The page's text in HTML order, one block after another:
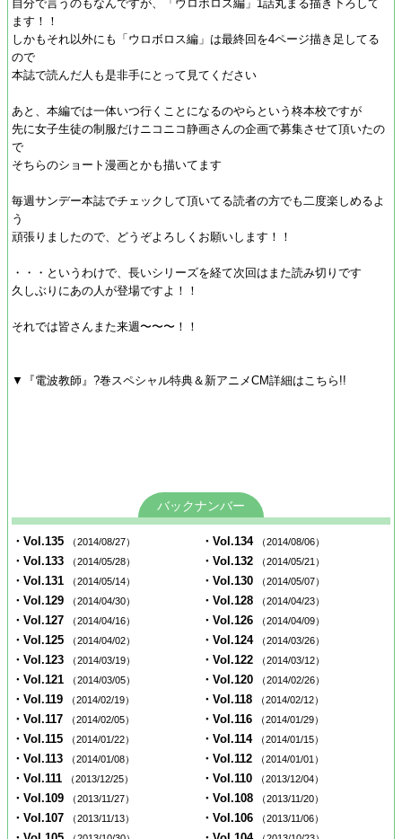
自分で言うのもなんですが、「ウロボロス編」1話丸まる描き下ろして
ます！！
しかもそれ以外にも「ウロボロス編」は最終回を4ページ描き足してる
ので
本誌で読んだ人も是非手にとって見てください
あと、本編では一体いつ行くことになるのやらという柊本校ですが
先に女子生徒の制服だけニコニコ静画さんの企画で募集させて頂いたの
で
そちらのショート漫画とかも描いてます
毎週サンデー本誌でチェックして頂いてる読者の方でも二度楽しめるよ
う
頑張りましたので、どうぞよろしくお願いします！！
・・・というわけで、長いシリーズを経て次回はまた読み切りです
久しぶりにあの人が登場ですよ！！
それでは皆さんまた来週〜〜〜！！
▼『電波教師』?巻スペシャル特典＆新アニメCM詳細はこちら!!
バックナンバー
・Vol.135 （2014/08/27） ・Vol.134 （2014/08/06）
・Vol.133 （2014/05/28） ・Vol.132 （2014/05/21）
・Vol.131 （2014/05/14） ・Vol.130 （2014/05/07）
・Vol.129 （2014/04/30） ・Vol.128 （2014/04/23）
・Vol.127 （2014/04/16） ・Vol.126 （2014/04/09）
・Vol.125 （2014/04/02） ・Vol.124 （2014/03/26）
・Vol.123 （2014/03/19） ・Vol.122 （2014/03/12）
・Vol.121 （2014/03/05） ・Vol.120 （2014/02/26）
・Vol.119 （2014/02/19） ・Vol.118 （2014/02/12）
・Vol.117 （2014/02/05） ・Vol.116 （2014/01/29）
・Vol.115 （2014/01/22） ・Vol.114 （2014/01/15）
・Vol.113 （2014/01/08） ・Vol.112 （2014/01/01）
・Vol.111 （2013/12/25） ・Vol.110 （2013/12/04）
・Vol.109 （2013/11/27） ・Vol.108 （2013/11/20）
・Vol.107 （2013/11/13） ・Vol.106 （2013/11/06）